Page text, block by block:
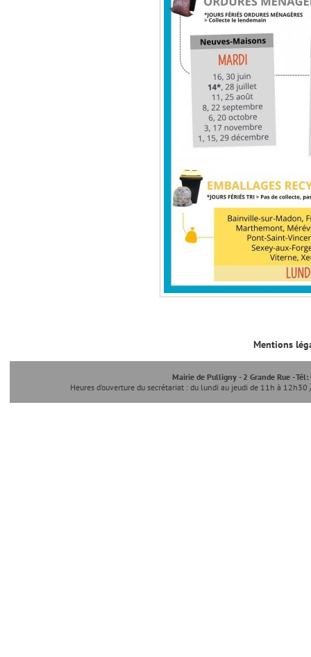
Mentions
Mairie de Pulligny - 2 Grande Rue -
Heures d'ouverture du secrétariat : du lundi au jeudi de 11h à